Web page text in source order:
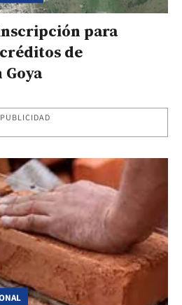
para
de
PUBLICIDAD